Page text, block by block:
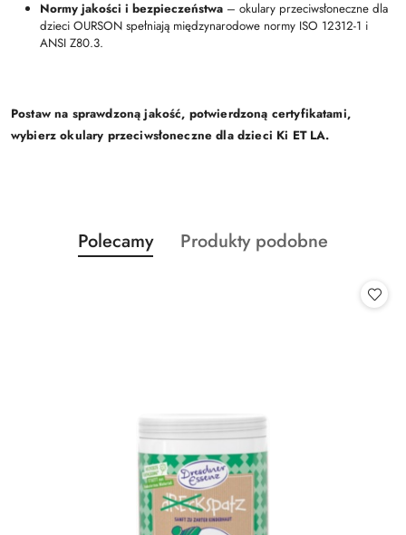
Normy jakości i bezpieczeństwa – okulary przeciwsłoneczne dla
dzieci OURSON spełniają międzynarodowe normy ISO 12312-1 i
ANSI Z80.3.
Postaw na sprawdzoną jakość, potwierdzoną certyfikatami,
wybierz okulary przeciwsłoneczne dla dzieci Ki ET LA.
Pomiń karuzelę produktów
Produkty
o
Polecamy
Produkty
Produkty podobne